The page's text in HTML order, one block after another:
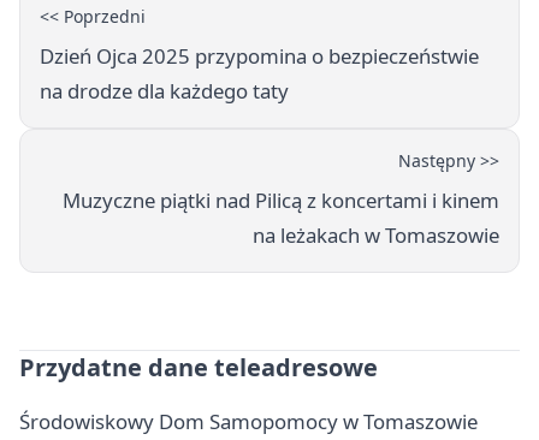
<< Poprzedni
Dzień Ojca 2025 przypomina o bezpieczeństwie
na drodze dla każdego taty
Następny >>
Muzyczne piątki nad Pilicą z koncertami i kinem
na leżakach w Tomaszowie
Przydatne dane teleadresowe
Środowiskowy Dom Samopomocy w Tomaszowie